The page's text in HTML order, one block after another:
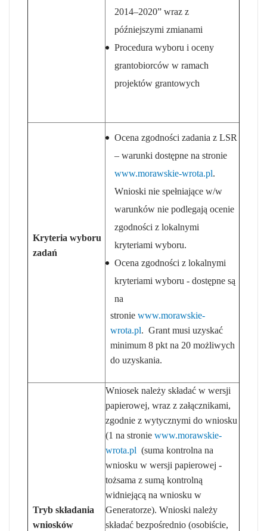
2014–2020” wraz z
późniejszymi zmianami
Procedura wyboru i oceny
grantobiorców w ramach
projektów grantowych
Kryteria wyboru
zadań
Ocena zgodności zadania z LSR
– warunki dostępne na stronie
www.morawskie-wrota.pl.
Wnioski nie spełniające w/w
warunków nie podlegają ocenie
zgodności z lokalnymi
kryteriami wyboru.
Ocena zgodności z lokalnymi
kryteriami wyboru - dostępne są
na
stronie www.morawskie-
wrota.pl. Grant musi uzyskać
minimum 8 pkt na 20 możliwych
do uzyskania.
Tryb składania
wniosków
Wniosek należy składać w wersji
papierowej, wraz z załącznikami,
zgodnie z wytycznymi do wniosku
(1 na stronie www.morawskie-
wrota.pl (suma kontrolna na
wniosku w wersji papierowej -
tożsama z sumą kontrolną
widniejącą na wniosku w
Generatorze). Wnioski należy
składać bezpośrednio (osobiście,